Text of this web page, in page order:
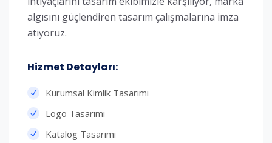
algısını güçlendiren tasarım çalışmalarına imza
atıyoruz.
Hizmet Detayları:​
Kurumsal Kimlik Tasarımı
Logo Tasarımı
Katalog Tasarımı